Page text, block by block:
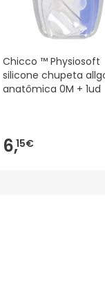
Chicco ™ Physiosoft
silicone chupeta
anatômica 0M + 1ud
6,15€